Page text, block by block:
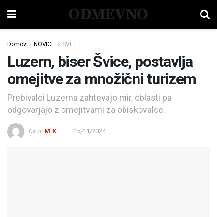
ODMEVNO
Domov NOVICE SVET
Luzern, biser Švice, postavlja
omejitve za množični turizem
Prebivalci Luzerna zahtevajo mir, oblasti pa
odgovarjajo z omejitvami za obiskovalce.
Avtor M.K. 15/11/2024